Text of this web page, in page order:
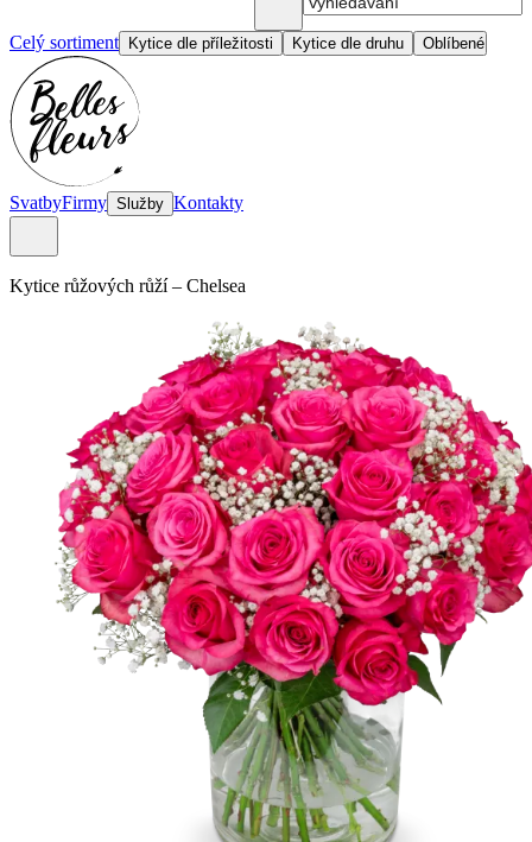
Celý sortiment Kytice dle příležitosti Kytice dle druhu Oblíbené
SvatbyFirmy Služby Kontakty
Kytice růžových růží– Chelsea